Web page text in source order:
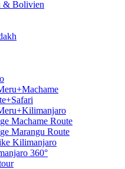
& Bolivien
Machame Route
Marangu Route
Kilimanjaro
360°